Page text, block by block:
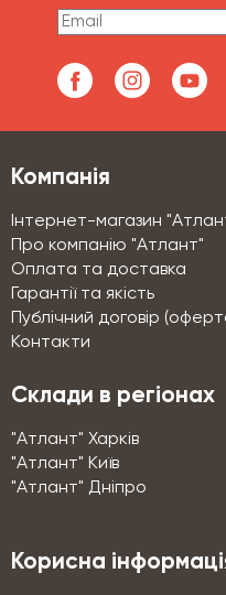
Компанія
Інтернет-магазин
Про компанію "Атлант"
Оплата та доставка
Гарантії та якість
Публічний договір
Контакти
Склади в регіонах
"Атлант" Харків
"Атлант" Київ
"Атлант" Дніпро
Корисна